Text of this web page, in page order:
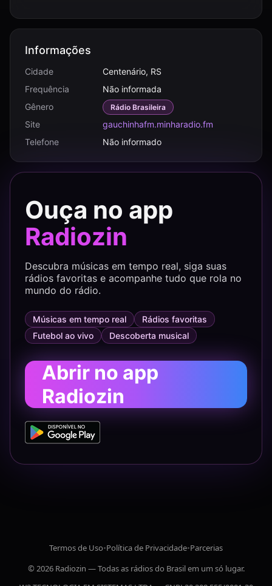
Informações
Cidade
Centenário, RS
Frequência
Não informada
Gênero
Rádio Brasileira
Site
gauchinhafm.minharadio.fm
Telefone
Não informado
Ouça no app
Radiozin
Descubra músicas em tempo real, siga suas
rádios favoritas e acompanhe tudo que rola no
mundo do rádio.
Músicas em tempo real
Rádios favoritas
Futebol ao vivo
Descoberta musical
Abrir no app
Radiozin
Termos de Uso•Política de Privacidade•Parcerias
© 2026 Radiozin — Todas as rádios do Brasil em um só lugar.